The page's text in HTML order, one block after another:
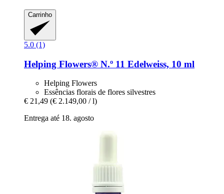
Carrinho
5.0 (1)
Helping Flowers® N.º 11 Edelweiss, 10 ml
Helping Flowers
Essências florais de flores silvestres
€ 21,49 (€ 2.149,00 / l)
Entrega até 18. agosto